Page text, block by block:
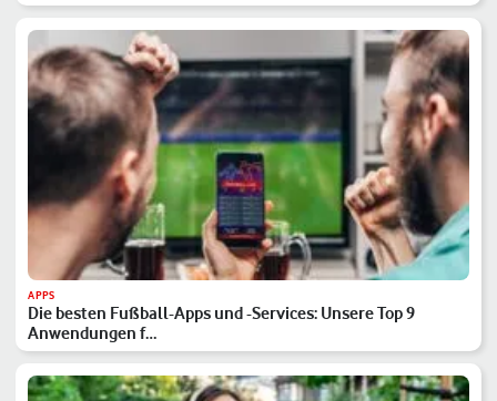
APPS
Die besten Fußball-Apps und -Services: Unsere Top 9
Anwendungen f…